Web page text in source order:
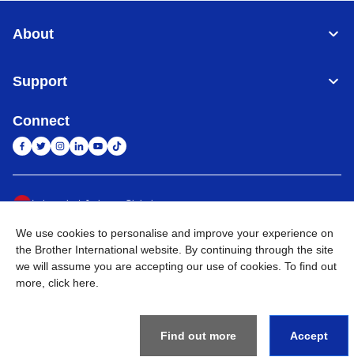
About
Support
Connect
Indonesia Jaringan Global
Privacy Policy Ketentuan Penggunaan Site Map Kunjungi Situs Global
©2026BROTHER INTERNATIONAL SALES INDONESIA All
We use cookies to personalise and improve your experience on
the Brother International website. By continuing through the site
we will assume you are accepting our use of cookies. To find out
more, click here
Find out more Accept